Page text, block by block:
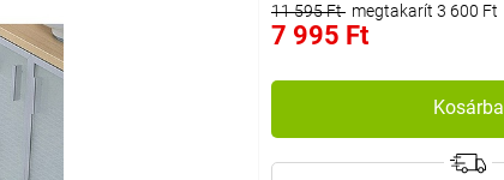
11 595 Ft megtakarít 3 600 Ft
7 995 Ft
Kosárba